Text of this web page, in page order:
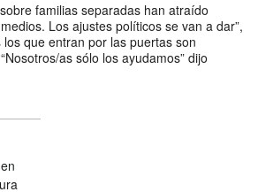
familias separadas han atraído
Los ajustes políticos se van a dar”,
que entran por las puertas son
as sólo los ayudamos” dijo